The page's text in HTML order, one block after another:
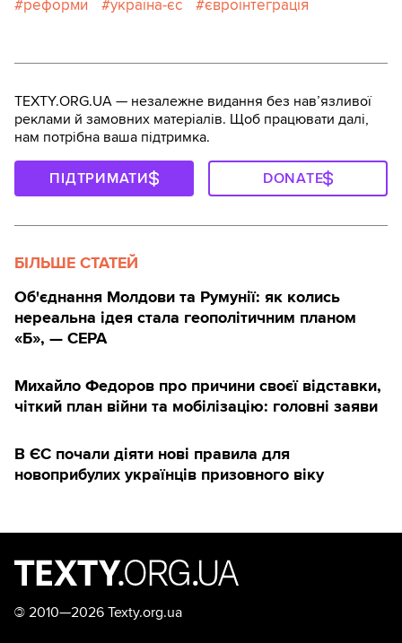
реформи україна-єс євроінтеграція
TEXTY.ORG.UA — незалежне видання без навʼязливої
реклами й замовних матеріалів. Щоб працювати далі,
нам потрібна ваша підтримка.
ПІДТРИМАТИ DONATE
БІЛЬШЕ СТАТЕЙ
Об'єднання Молдови та Румунії: як колись
нереальна ідея стала геополітичним планом
«Б», — CEPA
Михайло Федоров про причини своєї відставки,
чіткий план війни та мобілізацію: головні заяви
В ЄС почали діяти нові правила для
новоприбулих українців призовного віку
© 2010—2026 Texty.org.ua